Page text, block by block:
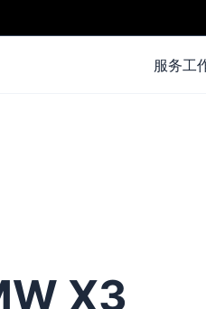
服务工
X3